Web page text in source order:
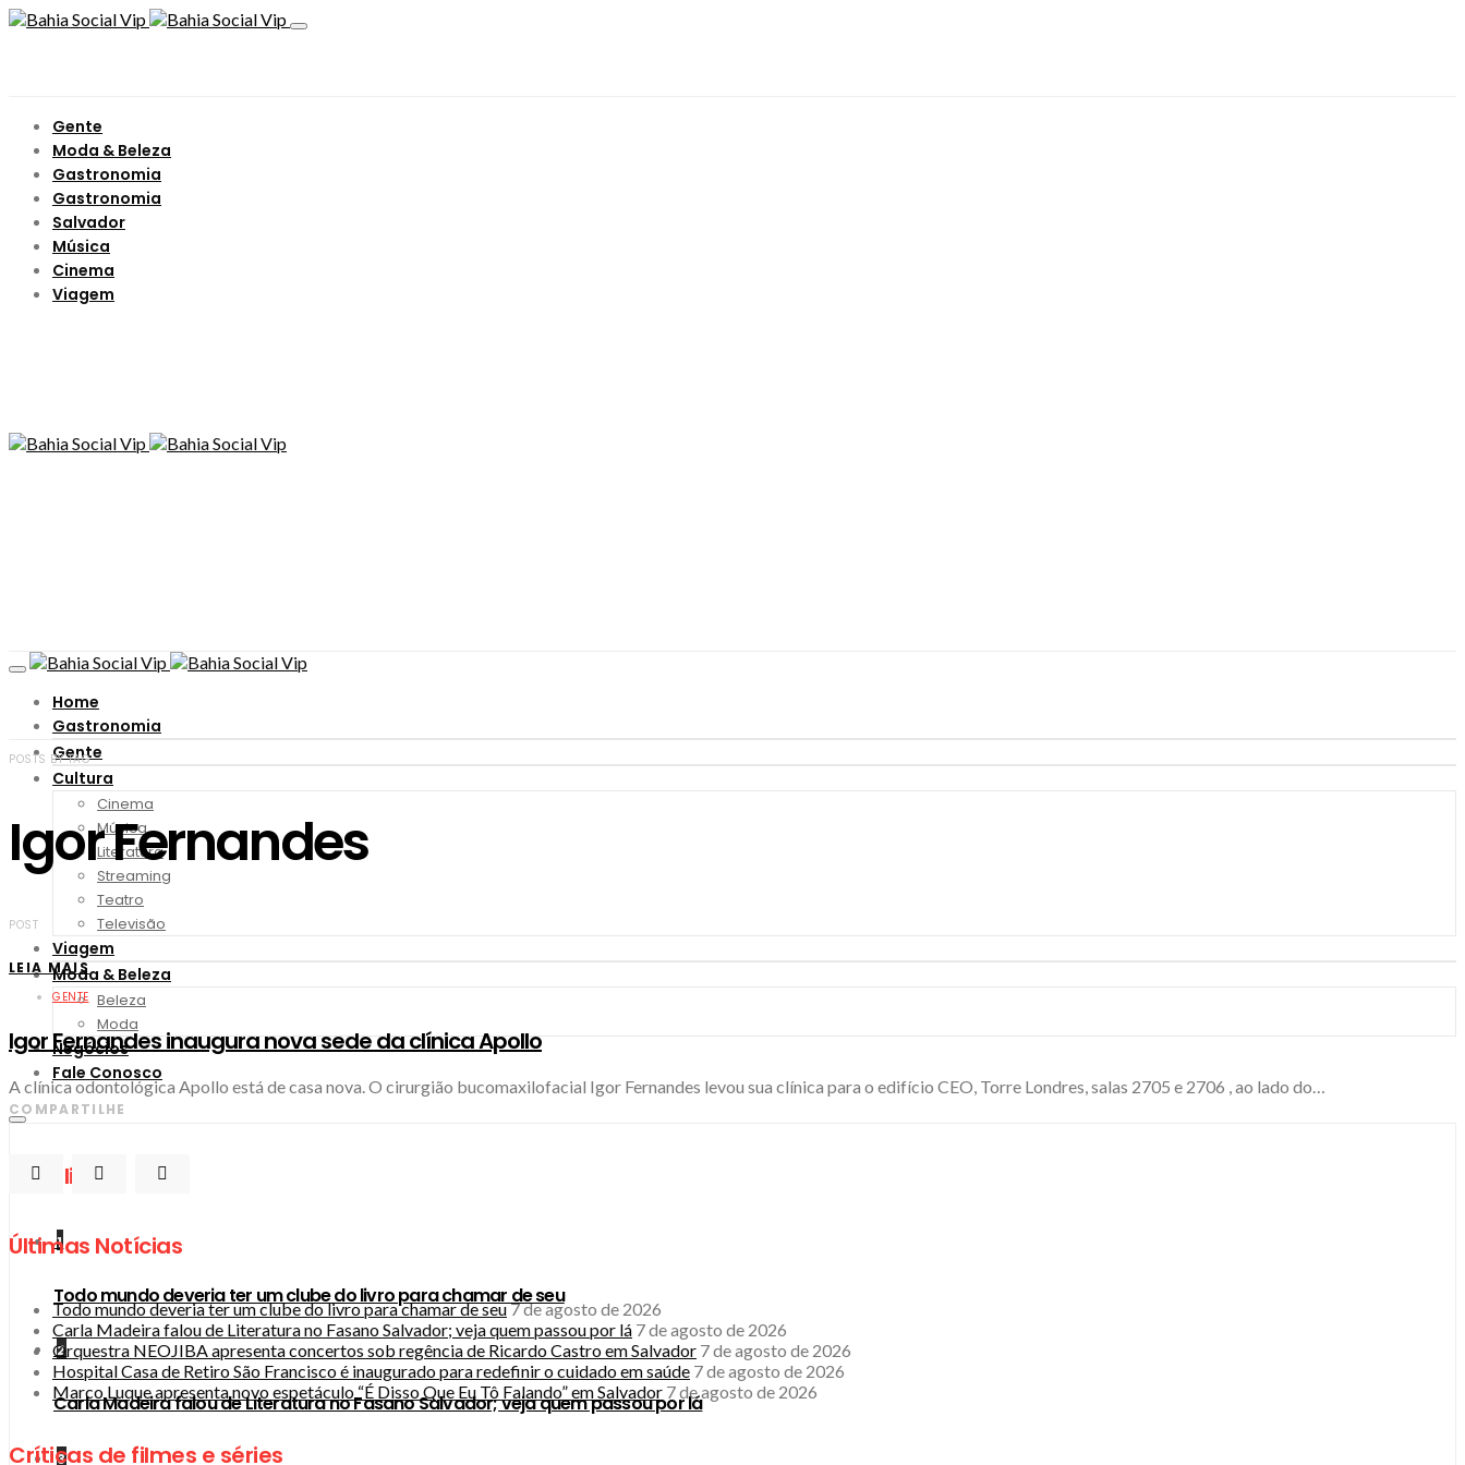
Gente
Moda & Beleza
Gastronomia
Gastronomia
Salvador
Música
Cinema
Viagem
Home
Gastronomia
Gente
Cultura
Cinema
Música
Literatura
Streaming
Teatro
Televisão
Viagem
Moda & Beleza
Beleza
Moda
Negócios
Fale Conosco
Mais lidas
1
Todo mundo deveria ter um clube do livro para chamar de seu
2
Carla Madeira falou de Literatura no Fasano Salvador; veja quem passou por lá
3
POSTS BY TAG
Igor Fernandes
POST
LEIA MAIS
GENTE
Igor Fernandes inaugura nova sede da clínica Apollo
A clínica odontológica Apollo está de casa nova. O cirurgião bucomaxilofacial Igor Fernandes levou sua clínica para o edifício CEO, Torre Londres, salas 2705 e 2706 , ao lado do…
COMPARTILHE
Últimas Notícias
Todo mundo deveria ter um clube do livro para chamar de seu7 de agosto de 2026
Carla Madeira falou de Literatura no Fasano Salvador; veja quem passou por lá 7 de agosto de 2026
Orquestra NEOJIBA apresenta concertos sob regência de Ricardo Castro em Salvador 7 de agosto de 2026
Hospital Casa de Retiro São Francisco é inaugurado para redefinir o cuidado em saúde 7 de agosto de 2026
Marco Luque apresenta novo espetáculo “É Disso Que Eu Tô Falando” em Salvador 7 de agosto de 2026
Críticas de filmes e séries